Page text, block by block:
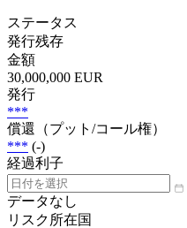
ステータス
発行残存
金額
30,000,000 EUR
発行
***
償還（プット/コール権）
*** (-)
経過利子
データなし
リスク所在国